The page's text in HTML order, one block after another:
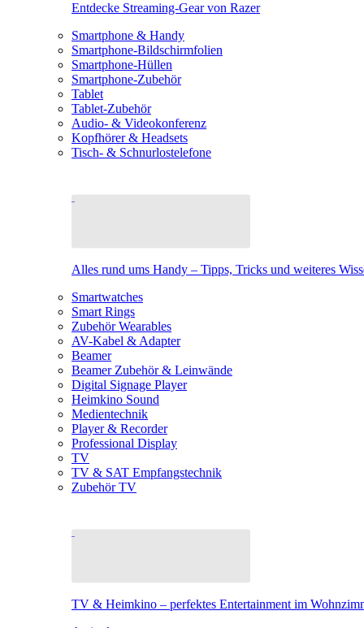
Entdecke Streaming-Gear von Razer
Smartphone & Handy
Smartphone-Bildschirmfolien
Smartphone-Hüllen
Smartphone-Zubehör
Tablet
Tablet-Zubehör
Audio- & Videokonferenz
Kopfhörer & Headsets
Tisch- & Schnurlostelefone
Alles rund ums Handy – Tipps, Tricks und weiteres
Smartwatches
Smart Rings
Zubehör Wearables
AV-Kabel & Adapter
Beamer
Beamer Zubehör & Leinwände
Digital Signage Player
Heimkino Sound
Medientechnik
Player & Recorder
Professional Display
TV
TV & SAT Empfangstechnik
Zubehör TV
TV & Heimkino – perfektes Entertainment im